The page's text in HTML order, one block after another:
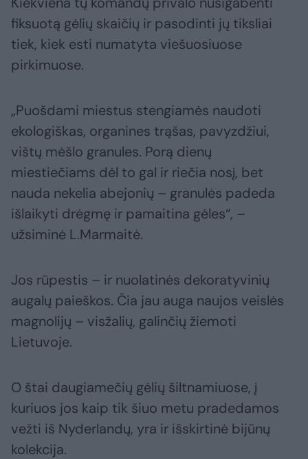
fiksuotą gėlių skaičių ir pasodinti jų tiksliai
tiek, kiek esti numatyta viešuosiuose
pirkimuose.
„Puošdami miestus stengiamės naudoti
ekologiškas, organines trąšas, pavyzdžiui,
vištų mėšlo granules. Porą dienų
miestiečiams dėl to gal ir riečia nosį, bet
nauda nekelia abejonių – granulės padeda
išlaikyti drėgmę ir pamaitina gėles“, –
užsiminė L.Marmaitė.
Jos rūpestis – ir nuolatinės dekoratyvinių
augalų paieškos. Čia jau auga naujos veislės
magnolijų – visžalių, galinčių žiemoti
Lietuvoje.
O štai daugiamečių gėlių šiltnamiuose, į
kuriuos jos kaip tik šiuo metu pradedamos
vežti iš Nyderlandų, yra ir išskirtinė bijūnų
kolekcija.